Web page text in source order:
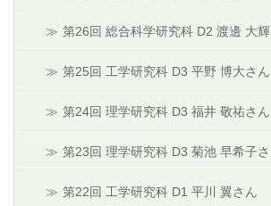
第26回 総合科学研究科 D2 渡邊 大
第25回 工学研究科 D3 平野 博大さん
第24回 理学研究科 D3 福井 敬祐さん
第23回 理学研究科 D3 菊池 早希子
第22回 工学研究科 D1 平川 翼さん